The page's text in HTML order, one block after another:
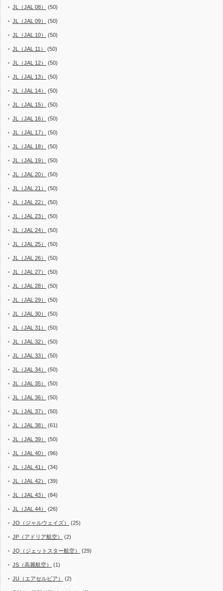
JL（JAL 08） (50)
JL（JAL 09） (50)
JL（JAL 10） (50)
JL（JAL 11） (50)
JL（JAL 12） (50)
JL（JAL 13） (50)
JL（JAL 14） (50)
JL（JAL 15） (50)
JL（JAL 16） (50)
JL（JAL 17） (50)
JL（JAL 18） (50)
JL（JAL 19） (50)
JL（JAL 20） (50)
JL（JAL 21） (50)
JL（JAL 22） (50)
JL（JAL 23） (50)
JL（JAL 24） (50)
JL（JAL 25） (50)
JL（JAL 26） (50)
JL（JAL 27） (50)
JL（JAL 28） (50)
JL（JAL 29） (50)
JL（JAL 30） (50)
JL（JAL 31） (50)
JL（JAL 32） (50)
JL（JAL 33） (50)
JL（JAL 34） (50)
JL（JAL 35） (50)
JL（JAL 36） (50)
JL（JAL 37） (50)
JL（JAL 38） (61)
JL（JAL 39） (50)
JL（JAL 40） (96)
JL（JAL 41） (34)
JL（JAL 42） (39)
JL（JAL 43） (84)
JL（JAL 44） (26)
JO（ジャルウェイズ） (25)
JP（アドリア航空） (2)
JQ（ジェットスター航空） (29)
JS（高麗航空） (1)
JU（エアセルビア） (2)